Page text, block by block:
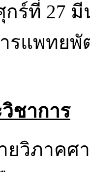
กร์ที่ 27
ารแพทย
ชาการ
คศาสต